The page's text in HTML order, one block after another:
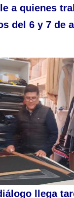
a quienes
del 6 y 7 de
llega